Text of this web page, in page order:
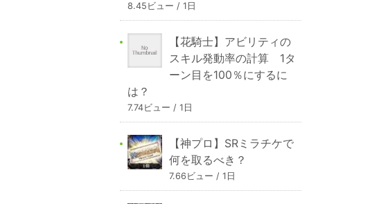
8.45ビュー / 1日
【花騎士】アビリティの
スキル発動率の計算 1タ
ーン目を100％にするに
は？
7.74ビュー / 1日
【神プロ】SRミラチケで
何を取るべき？
7.66ビュー / 1日